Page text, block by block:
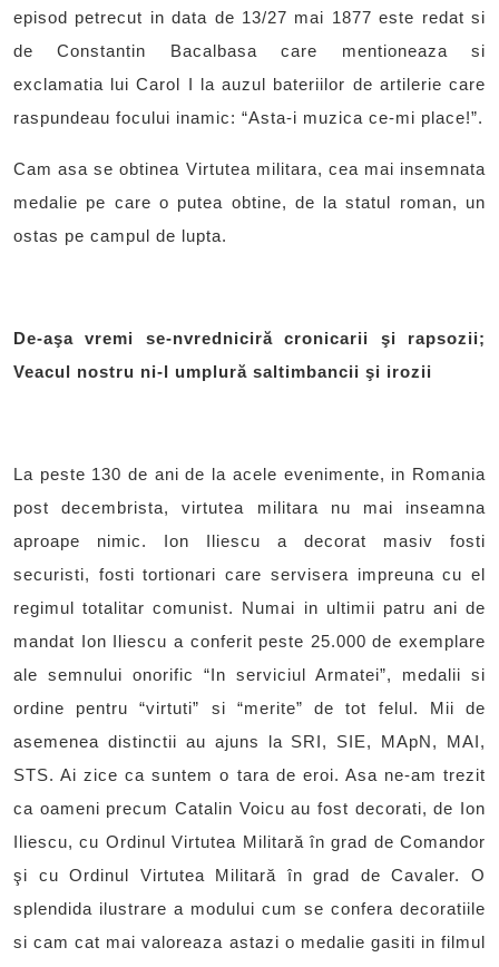
episod petrecut in data de 13/27 mai 1877 este redat si
de Constantin Bacalbasa care mentioneaza si
exclamatia lui Carol I la auzul bateriilor de artilerie care
raspundeau focului inamic: “Asta-i muzica ce-mi place!”.
Cam asa se obtinea Virtutea militara, cea mai insemnata
medalie pe care o putea obtine, de la statul roman, un
ostas pe campul de lupta.
De-aşa vremi se-nvredniciră cronicarii şi rapsozii;
Veacul nostru ni-l umplură saltimbancii şi irozii
La peste 130 de ani de la acele evenimente, in Romania
post decembrista, virtutea militara nu mai inseamna
aproape nimic. Ion Iliescu a decorat masiv fosti
securisti, fosti tortionari care servisera impreuna cu el
regimul totalitar comunist. Numai in ultimii patru ani de
mandat Ion Iliescu a conferit peste 25.000 de exemplare
ale semnului onorific “In serviciul Armatei”, medalii si
ordine pentru “virtuti” si “merite” de tot felul. Mii de
asemenea distinctii au ajuns la SRI, SIE, MApN, MAI,
STS. Ai zice ca suntem o tara de eroi. Asa ne-am trezit
ca oameni precum Catalin Voicu au fost decorati, de Ion
Iliescu, cu Ordinul Virtutea Militară în grad de Comandor
şi cu Ordinul Virtutea Militară în grad de Cavaler. O
splendida ilustrare a modului cum se confera decoratiile
si cam cat mai valoreaza astazi o medalie gasiti in filmul